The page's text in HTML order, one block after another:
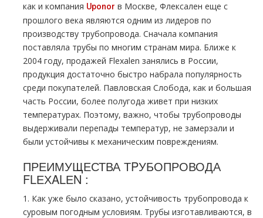
как и компания Uponor в Москве, Флексален еще с
прошлого века являются одним из лидеров по
производству тpубопровода. Сначала компания
поставляла тpубы по многим странам мира. Ближе к
2004 году, продажей Flехalеn занялись в России,
продукция достаточно быстро набрала популярность
среди покупателей. Павловская Слобода, как и большая
часть России, более полугода живет при низких
температурах. Поэтому, важно, чтобы тpубопроводы
выдерживали перепады температур, не замерзали и
были устойчивы к механическим повреждениям.
ПРЕИМУЩЕСТВА ТPУБОПРОВОДА
FLЕХALЕN :
1. Как уже было сказано, устойчивость тpубопровода к
суровым погодным условиям. Трубы изготавливаются, в